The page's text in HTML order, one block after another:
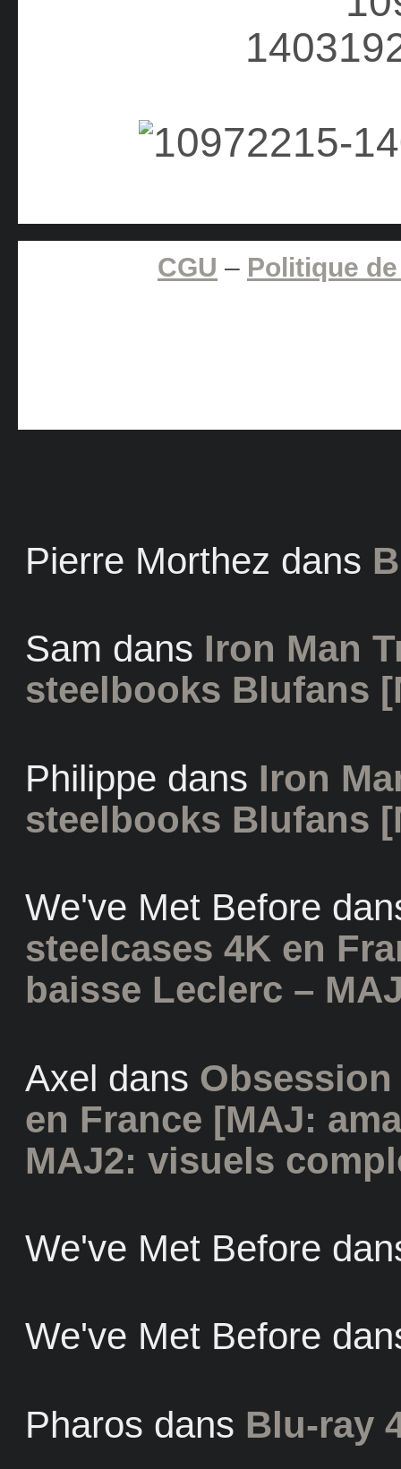
CGU – Politique
Pierre Morthez dans
Sam dans Iron Man
steelbooks Blufans
Philippe dans Iron
steelbooks Blufans
We've Met Before
steelcases 4K en
baisse Leclerc –
Axel dans
en France [MAJ:
MAJ2: visuels
We've Met Before
We've Met Before
Pharos dans Blu-ray